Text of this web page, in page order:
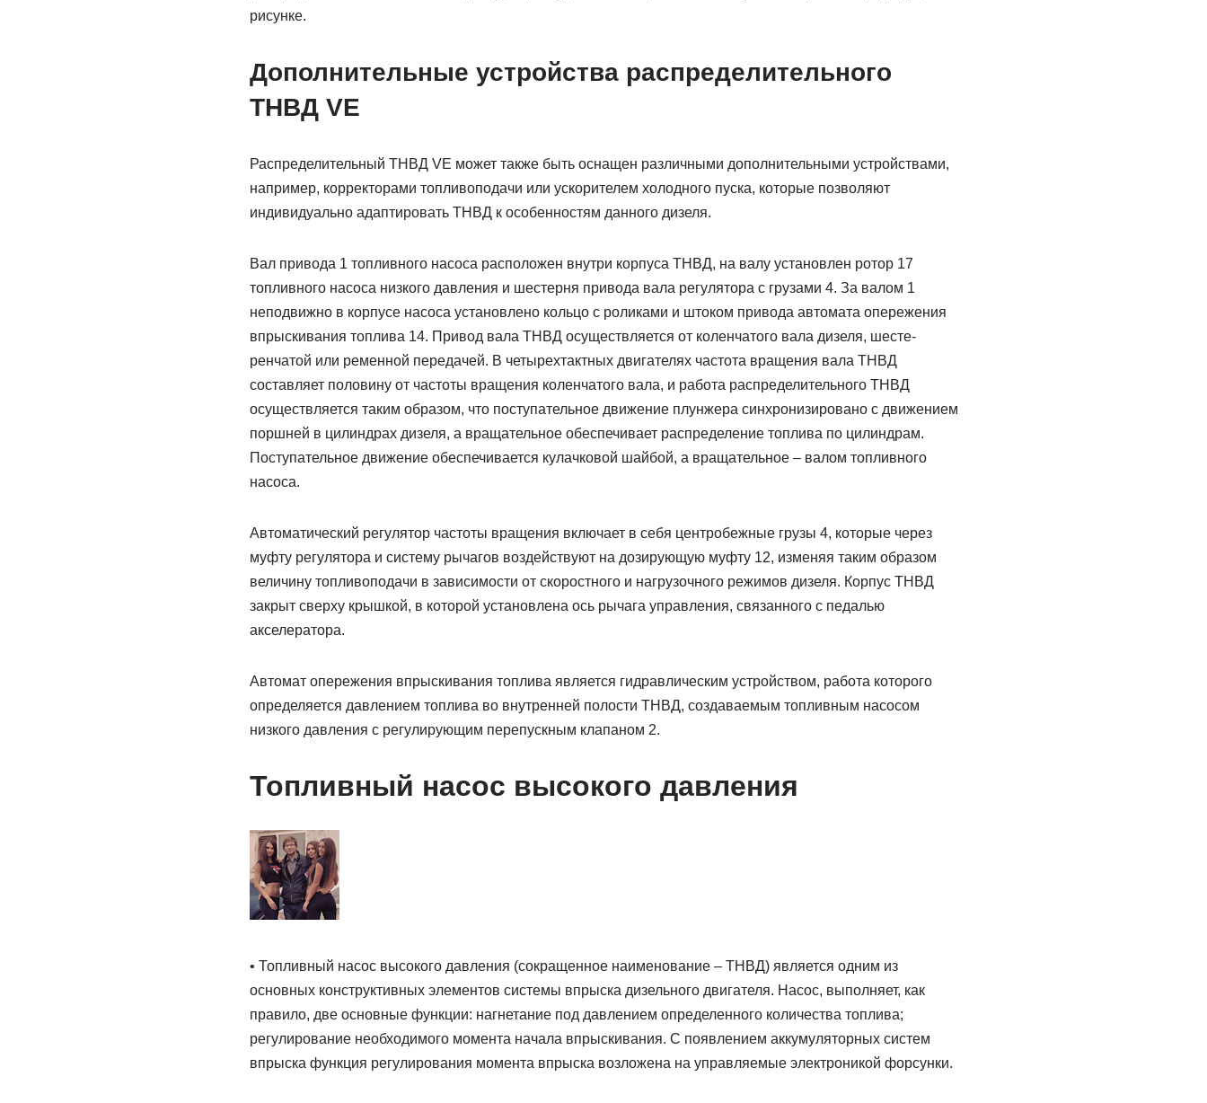
рисунке.
Дополнительные устройства распределительного
ТНВД VE
Распределительный ТНВД VE может также быть оснащен различными дополнительными устройствами,
например, кор­рек­торами топ­ливоподачи или ускорителем холодного пуска, которые позволяют
индивидуально адаптировать ТНВД к особенностям данного дизеля.
Вал привода 1 топливного насоса расположен внутри корпуса ТНВД, на валу установлен ротор 17
топливного насоса низкого давления и шестерня привода вала регулятора с грузами 4. За валом 1
неподвижно в корпусе насоса установлено кольцо с ро­ли­ками и штоком привода автомата опережения
впрыски­вания топлива 14. Привод вала ТНВД осуществляется от колен­чатого вала дизеля, шесте­
ренчатой или ременной передачей. В че­тырехтактных двигателях частота вращения вала ТНВД
составляет половину от частоты вращения коленчатого вала, и работа распределительного ТНВД
осуществляется таким образом, что поступательное движение плунжера синхронизировано с движением
поршней в цилиндрах дизеля, а вращательное обеспечива­ет распределе­ние топлива по цилиндрам.
Поступательное движение обеспечивается кулачковой шай­бой, а враща­тельное – валом топливного
насоса.
Автоматический регулятор частоты вращения включает в себя центробежные грузы 4, которые через
муфту регулятора и систему рычагов воз­действуют на дози­рующую муфту 12, изменяя таким образом
величину топливоподачи в зависимости от скоростного и на­грузочного режимов дизеля. Корпус ТНВД
закрыт сверху крышкой, в которой установлена ось рычага управления, связанного с педалью
акселератора.
Автомат опережения впрыскивания топлива является гидравлическим устройством, работа которого
определяется давлением топлива во внутренней по­лости ТНВД, создаваемым топливным насосом
низкого давления с регулирующим перепу­скным клапаном 2.
Топливный насос высокого давления
• Топливный насос высокого давления (сокращенное наименование – ТНВД) является одним из
основных конструктивных элементов системы впрыска дизельного двигателя. Насос, выполняет, как
правило, две основные функции: нагнетание под давлением определенного количества топлива;
регулирование необходимого момента начала впрыскивания. С появлением аккумуляторных систем
впрыска функция регулирования момента впрыска возложена на управляемые электроникой форсунки.